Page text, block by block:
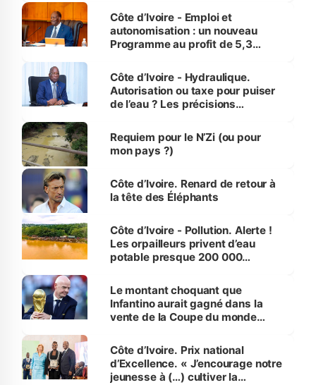
et Yamoussoukro
Côte d’Ivoire - Emploi et
autonomisation : un nouveau
Programme au profit de 5,3
Côte d’Ivoire - Hydraulique.
Autorisation ou taxe pour puiser
de l’eau ? Les précisions
Requiem pour le N’Zi (ou pour
mon pays ?)
Côte d’Ivoire. Renard de retour à
la tête des Éléphants
Côte d’Ivoire - Pollution. Alerte !
Les orpailleurs privent d’eau
potable presque 200 000
Le montant choquant que
Infantino aurait gagné dans la
vente de la Coupe du monde
Côte d’Ivoire. Prix national
d’Excellence. « J’encourage notre
jeunesse à (…) cultiver la